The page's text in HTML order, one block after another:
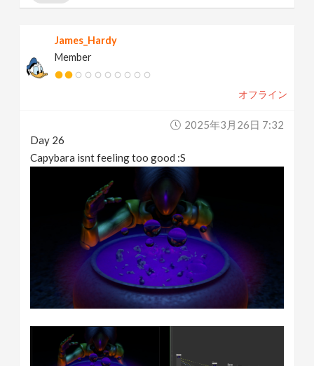
James_Hardy
Member
オフライン
2025年3月26日 7:32
Day 26
Capybara isnt feeling too good :S